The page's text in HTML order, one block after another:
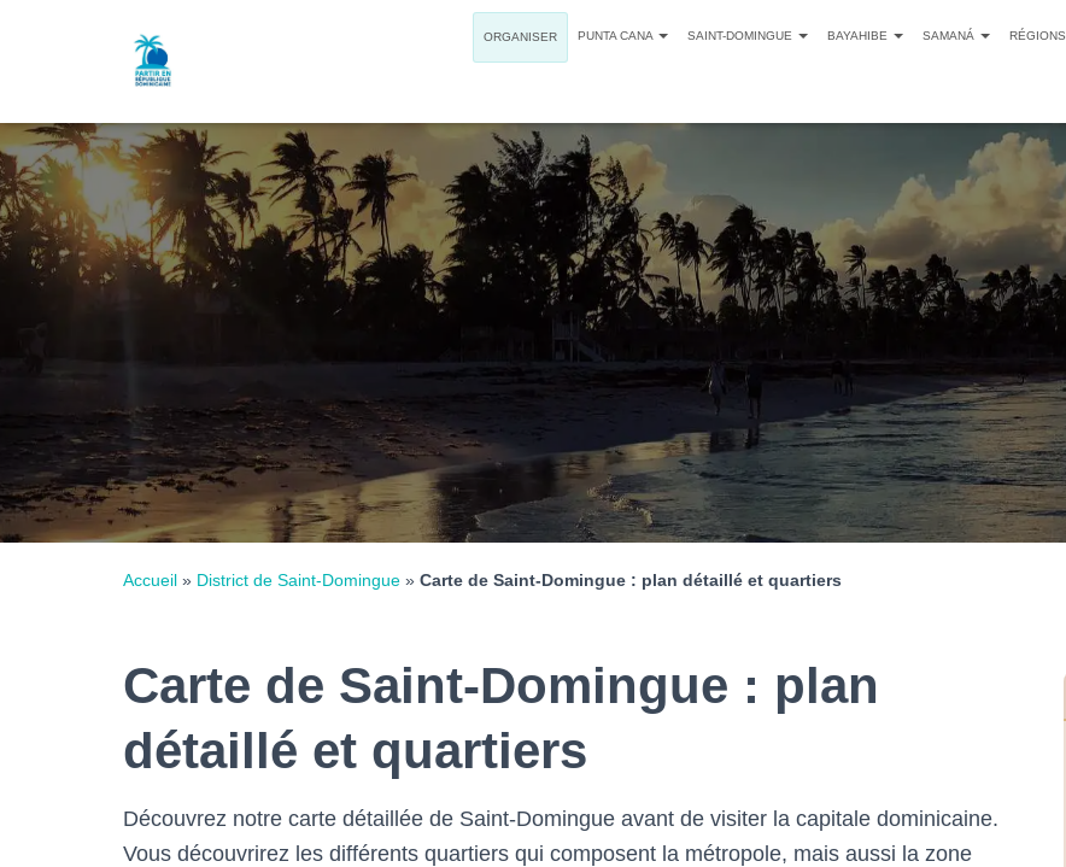
ORGANISER PUNTA CANA SAINT-DOMINGUE BAYAHIBE SAMANÁ RÉGIONS
Accueil » District de Saint-Domingue » Carte de Saint-Domingue : plan détaillé et quartiers
Carte de Saint-Domingue : plan
détaillé et quartiers
Découvrez notre carte détaillée de Saint-Domingue avant de visiter la capitale dominicaine.
Vous découvrirez les différents quartiers qui composent la métropole, mais aussi la zone